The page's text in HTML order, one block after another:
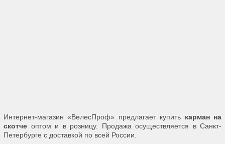
Интернет-магазин «ВелесПроф» предлагает купить карман на
скотче оптом и в розницу. Продажа осуществляется в Санкт-
Петербурге с доставкой по всей России.